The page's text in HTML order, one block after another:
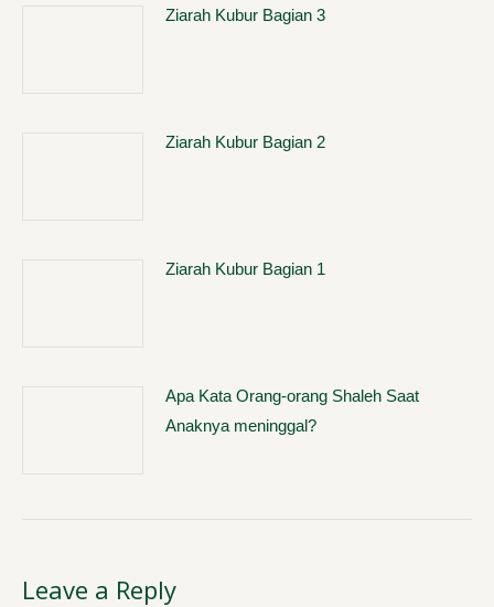
Ziarah Kubur Bagian 3
Ziarah Kubur Bagian 2
Ziarah Kubur Bagian 1
Apa Kata Orang-orang Shaleh Saat
Anaknya meninggal?
Leave a Reply